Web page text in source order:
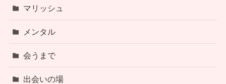
マリッシュ
メンタル
会うまで
出会いの場